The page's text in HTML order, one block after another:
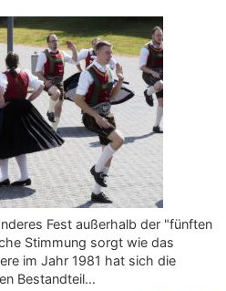
Fest außerhalb der "fünften
Stimmung sorgt wie das
im Jahr 1981 hat sich die
Bestandteil…